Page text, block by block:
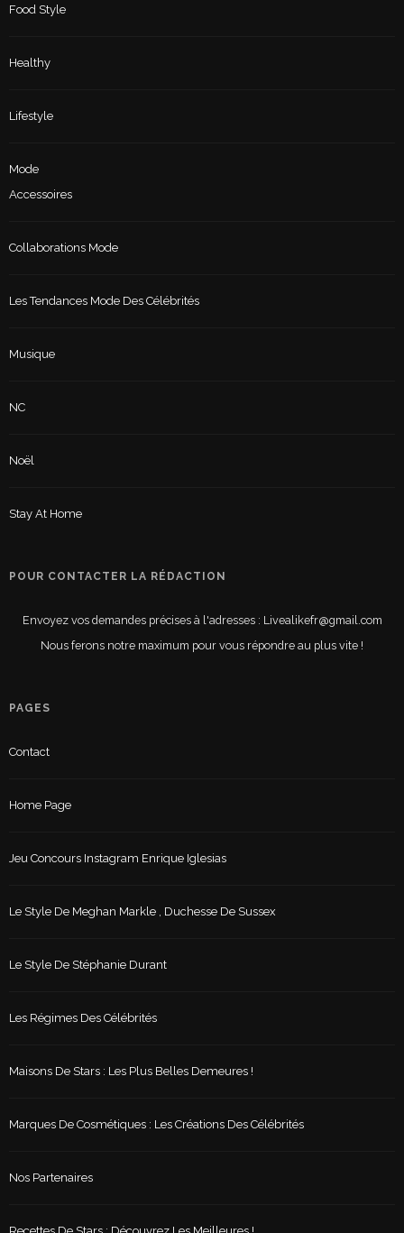
Food Style
Healthy
Lifestyle
Mode
Accessoires
Collaborations Mode
Les Tendances Mode Des Célébrités
Musique
NC
Noël
Stay At Home
POUR CONTACTER LA RÉDACTION
Envoyez vos demandes précises à l'adresses : Livealikefr@gmail.com
Nous ferons notre maximum pour vous répondre au plus vite !
PAGES
Contact
Home Page
Jeu Concours Instagram Enrique Iglesias
Le Style De Meghan Markle , Duchesse De Sussex
Le Style De Stéphanie Durant
Les Régimes Des Célébrités
Maisons De Stars : Les Plus Belles Demeures !
Marques De Cosmétiques : Les Créations Des Célébrités
Nos Partenaires